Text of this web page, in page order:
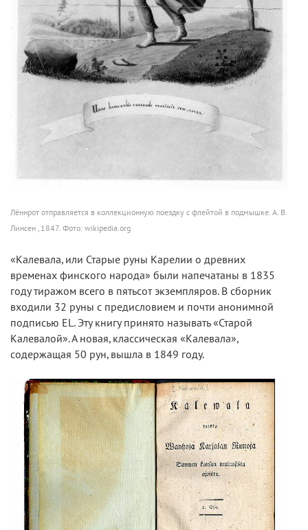
Лённрот отправляется в коллекционную поездку с флейтой в подмышке. А. В.
Линсен , 1847. Фото: wikipedia.org
«Калевала, или Старые руны Карелии о древних
временах финского народа» были напечатаны в 1835
году тиражом всего в пятьсот экземпляров. В сборник
входили 32 руны с предисловием и почти анонимной
подписью EL. Эту книгу принято называть «Старой
Калевалой». А новая, классическая «Калевала»,
содержащая 50 рун, вышла в 1849 году.